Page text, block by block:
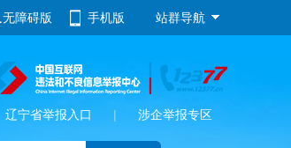
无障碍版 手机版 站群导航
辽宁省举报入口 | 涉企举报专区